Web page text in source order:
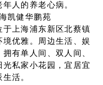
人的养老心病。
凯健华鹏苑
于上海浦东新区北蔡镇
优雅。周边生活、娱
有单人间、双人间、
私家小花园，宜居宜
活。